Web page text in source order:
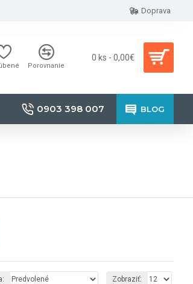
Doprava
Porovnanie
0 ks - 0,00€
0903 398 007 BLOG
Zobraziť: